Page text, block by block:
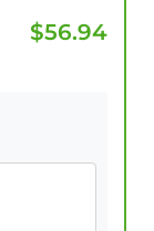
$56.94